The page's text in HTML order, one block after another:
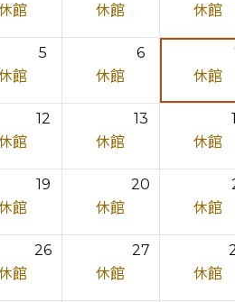
館
休館
休館
5
館
6
休館
休館
12
館
13
休館
休館
19
館
20
休館
休館
26
館
27
休館
休館